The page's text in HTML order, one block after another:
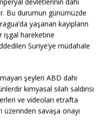
Bu durumun günümüzde
yaşanan kayıpların
işgal hareketine
Suriye’ye müdahale
şeyleri ABD dahi
kimyasal silah saldırısı
ve videoları etrafta
üzerinden savaşa onayı